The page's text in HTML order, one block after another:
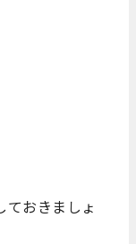
おきましょ